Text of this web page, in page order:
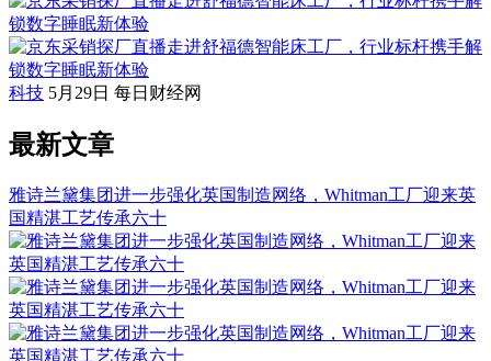
科技 5月29日 每日财经网
最新文章
雅诗兰黛集团进一步强化英国制造网络，Whitman工厂迎来英
国精湛工艺传承六十